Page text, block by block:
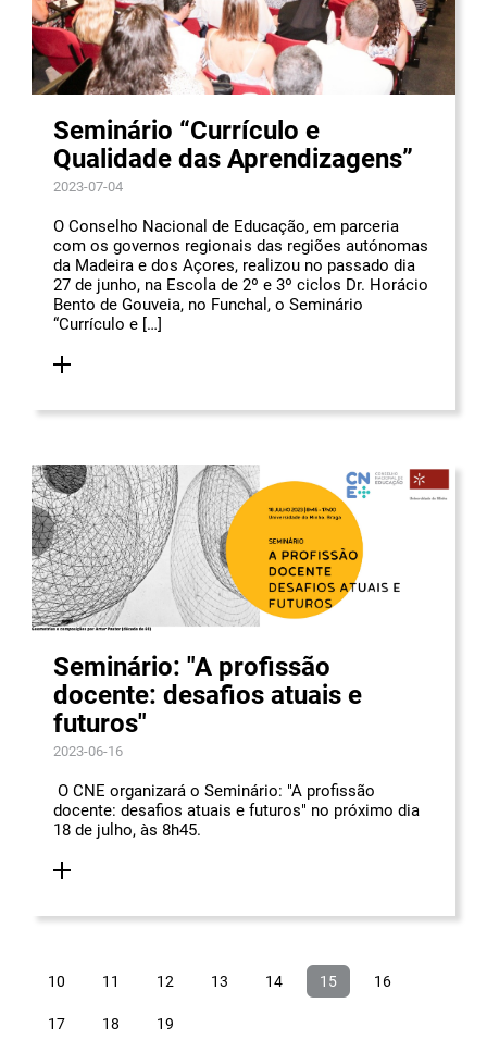
Seminário “Currículo e
Qualidade das Aprendizagens”
2023-07-04
O Conselho Nacional de Educação, em parceria
com os governos regionais das regiões autónomas
da Madeira e dos Açores, realizou no passado dia
27 de junho, na Escola de 2º e 3º ciclos Dr. Horácio
Bento de Gouveia, no Funchal, o Seminário
“Currículo e […]
Seminário: "A profissão
docente: desafios atuais e
futuros"
2023-06-16
O CNE organizará o Seminário: "A profissão
docente: desafios atuais e futuros" no próximo dia
18 de julho, às 8h45.
10 11 12 13 14 15 16
17 18 19